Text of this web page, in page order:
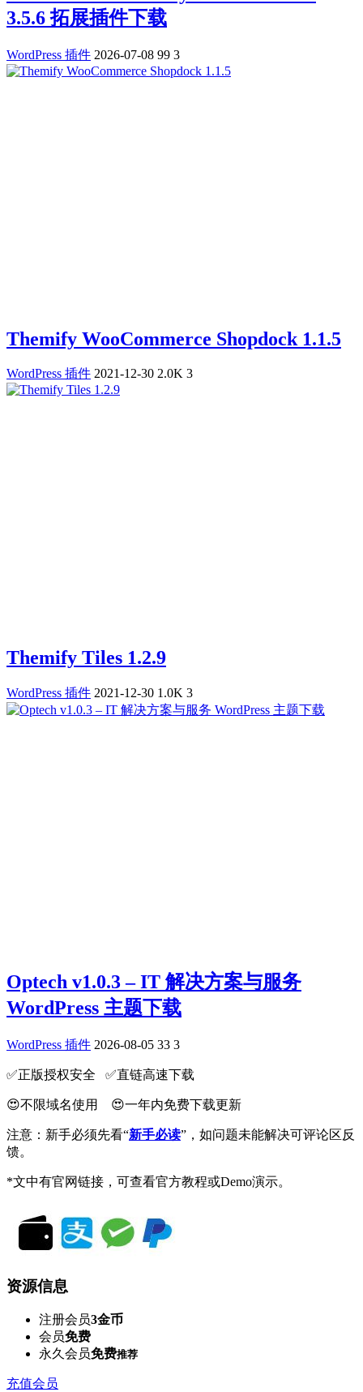
3.5.6 拓展插件下载
WordPress 插件 2026-07-08 99 3
Themify WooCommerce Shopdock 1.1.5
WordPress 插件 2021-12-30 2.0K 3
Themify Tiles 1.2.9
WordPress 插件 2021-12-30 1.0K 3
Optech v1.0.3 – IT 解决方案与服务
WordPress 主题下载
WordPress 插件 2026-08-05 33 3
✅️正版授权安全 ✅️直链高速下载
😍不限域名使用 😍一年内免费下载更新
注意：新手必须先看“新手必读”，如问题未能解决可评论区反
馈。
*文中有官网链接，可查看官方教程或Demo演示。
资源信息
注册会员3金币
会员免费
永久会员免费推荐
充值会员